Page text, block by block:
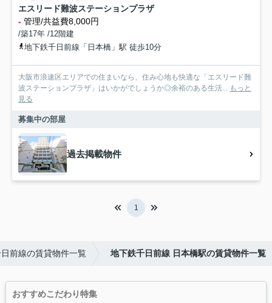
エスリード難波ステーションプラザ
- 管理/共益費8,000円
/築17年 /12階建
地下鉄千日前線「日本橋」駅 徒歩10分
大阪市浪速区エリアでの住まいなら、住み心地も快適な「エスリード難
波ステーションプラザ」はいかがでしょうか◎余裕のある生活... もっと
見る
募集中の部屋
過去掲載物件
1
前線の賃貸物件一覧 地下鉄千日前線 日本橋駅の賃貸物件一覧
おすすめこだわり特集